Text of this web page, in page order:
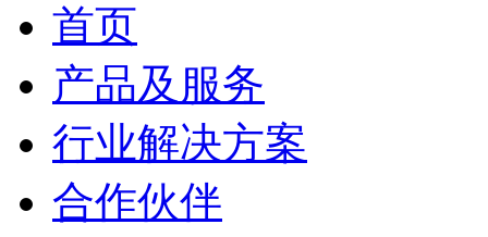
首页
产品及服务
行业解决方案
合作伙伴